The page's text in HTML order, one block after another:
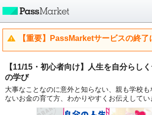
【重要】PassMarketサービスの終了
【11/15・初心者向け】人生を自分らし
の学び
大事なことなのに意外と知らない、親も学校
ないお金の育て方、わかりやすくお伝えしてい